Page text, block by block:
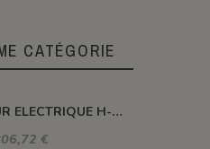
CATÉGORIE
FOUR ELECTRIQUE H-ALFA FIBRE 410 L 1150°C
€